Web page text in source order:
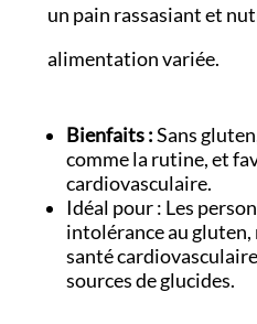
un pain rassasiant et
alimentation variée.
Bienfaits :Sans
comme la rutine, et
cardiovasculaire.
Idéal pour : Les
intolérance au
santé
sources de glucides.